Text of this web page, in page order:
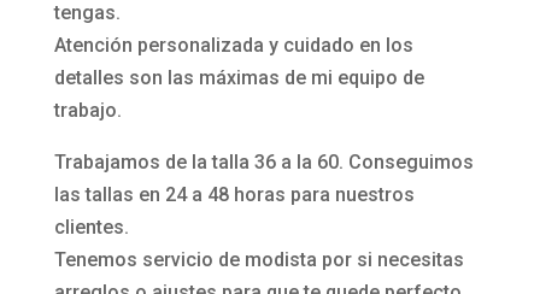
tengas.
Atención personalizada y cuidado en los
detalles son las máximas de mi equipo de
trabajo.
Trabajamos de la talla 36 a la 60. Conseguimos
las tallas en 24 a 48 horas para nuestros
clientes.
Tenemos servicio de modista por si necesitas